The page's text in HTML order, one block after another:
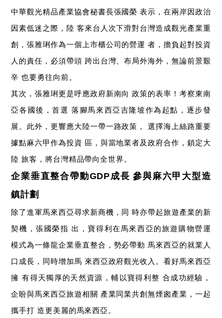
中華觀光精品產業協會秘書長張國榮 表示，在兩岸因政治
因素低迷之際，陸 客來台人次下滑對台灣造成觀光產業重
創，張雅琍作為一個上市櫃公司的營運 者，擔負起對投資
人的責任，必須帶頭 跨出台灣、布局外海外，無論前景艱
辛 也要勇往向前。
其次，張雅琍更是呼應政府新南向 政策的表率！考察東南
亞各國後，首選 落腳馬來西亞吉隆坡作為起點，逐步發
展。此外，更響應大陸一帶一路政策，
選擇海上絲路重要
據點麻六甲作為投資 區，與當地業者及政府合作，鎖定大
陸 旅客，將台灣精品帶向全世界。
企業垂直整合帶動GDP成長 參與麻六甲大型造
鎮計劃
除了進軍馬來西亞尋求新商機，同 時亦帶起旅遊產業的新
契機，張國榮指 出，寶得利在馬來西亞的旅遊購物營運
模式為一條龍企業垂直整合，勢必帶動 馬來西亞的就業人
口成長，同時增加馬 來西亞政府觀光收入。看好馬來西亞
擁 有得天獨厚的天然資源，輔以寶得利整 合成功經驗，
企盼與馬來西亞旅遊相關 產業同業共創無煙囪產業，一起
攜手打 造更美麗的馬來西亞。